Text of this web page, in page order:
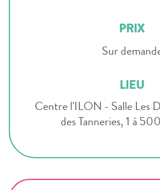
PRIX
Sur
LIEU
Centre l'ILON - Salle Les
des Tanneries, 1 à